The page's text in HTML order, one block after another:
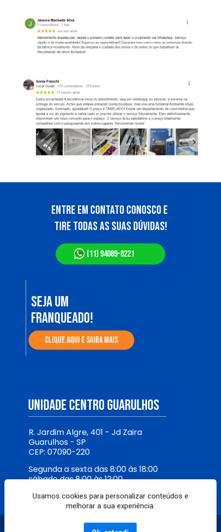
ENTRE EM CONTATO conosco E
TIRE TODAS AS SUAS DÚVIDAS!
(11) 94089-6221
UNIDADE CENTRO gUARULHOS
R. Jardim Algre, 401 - Jd Zaira
Guarulhos - SP
CEP: 07090-220
Segunda a sexta das 8:00 às 18:00​
sábado das 8:00 às 12:00​​
CLIQUE AQUI E SAIBA MAIS
SEJA UM
FRANQUEADO!
Usamos cookies para personalizar conteúdos e
melhorar a sua experiência.